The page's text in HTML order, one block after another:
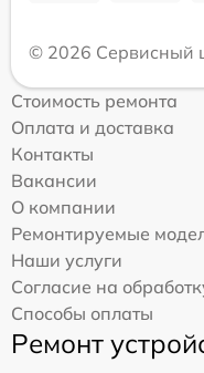
© 2026 Сервисный
Стоимость ремонта
Оплата и доставка
Контакты
Вакансии
О компании
Ремонтируемые
Наши услуги
Согласие на
Способы оплаты
Ремонт